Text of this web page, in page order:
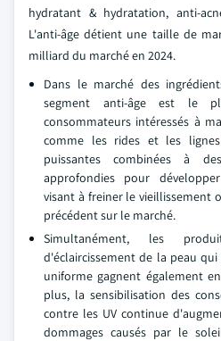
hydratant & hydratation, anti-
L'anti-âge détient une taille de
milliard du marché en 2024.
Dans le marché des
segment anti-âge est le
consommateurs intéressés à
comme les rides et les
puissantes combinées à
approfondies pour
visant à freiner le vieillissement
précédent sur le marché.
Simultanément, les
d'éclaircissement de la peau
uniforme gagnent également
plus, la sensibilisation des
contre les UV continue
dommages causés par le